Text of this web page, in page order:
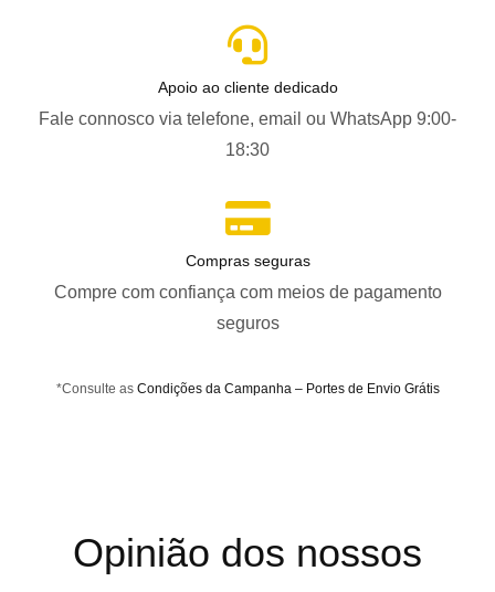
Apoio ao cliente dedicado
Fale connosco via telefone, email ou WhatsApp 9:00-
18:30
Compras seguras
Compre com confiança com meios de pagamento
seguros
*Consulte as Condições da Campanha – Portes de Envio Grátis
Opinião dos nossos